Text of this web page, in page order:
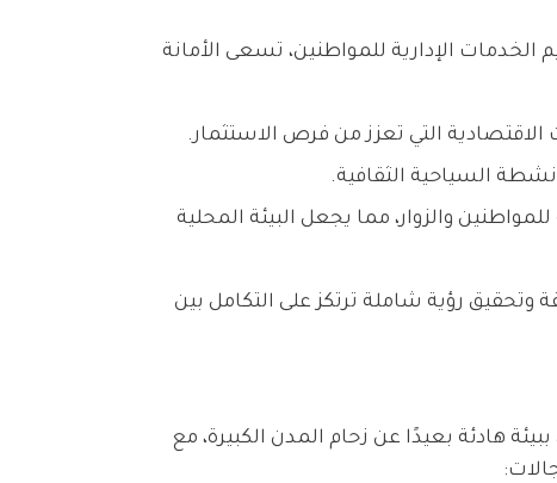
الإدارية للمواطنين، تسعى الأمانة
التي تعزز من فرص الاستثمار.
السياحية الثقافية.
والزوار، مما يجعل البيئة المحلية
رؤية شاملة ترتكز على التكامل بين
هادئة بعيدًا عن زحام المدن الكبيرة، مع